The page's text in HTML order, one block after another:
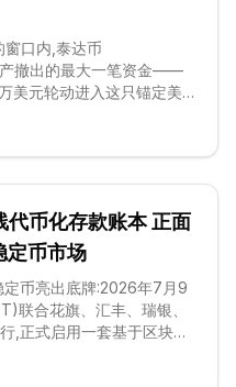
口内,泰达币
撤出的最大一笔资金——
美元轮动进入这只锚定美
中最重的一笔。这种近
交易:交易员并未彻底离场
理头寸。与靠算法维持锚
参与者借它暂避短线波
链上资金流数据显示,
币化存款账本 正面
定币市场
币亮出底牌:2026年7月9
联合花旗、汇丰、瑞银、
,正式启用一套基于区块链
款。该系统构建于兼容